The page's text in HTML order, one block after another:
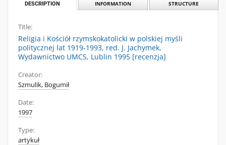
DESCRIPTION INFORMATION STRUCTURE
Title:
Religia i Kościół rzymskokatolicki w polskiej myśli
politycznej lat 1919-1993, red. J. Jachymek,
Wydawnictwo UMCS, Lublin 1995 [recenzja]
Creator:
Szmulik, Bogumił
Date:
1997
Type:
artykuł